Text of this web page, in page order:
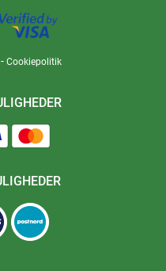
- Cookiepolitik